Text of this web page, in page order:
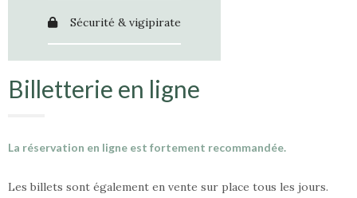
Sécurité & vigipirate
Billetterie en ligne
La réservation en ligne est fortement recommandée.
Les billets sont également en vente sur place tous les jours.